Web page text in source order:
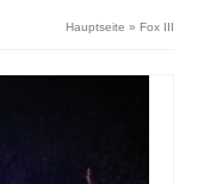
Hauptseite » Fox III